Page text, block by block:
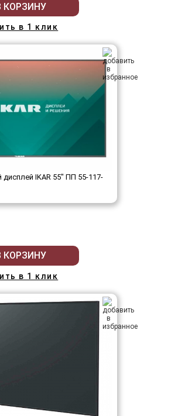
КОРЗИНУ
в 1 клик
IKAR 55" ПП 55-117-
КОРЗИНУ
в 1 клик